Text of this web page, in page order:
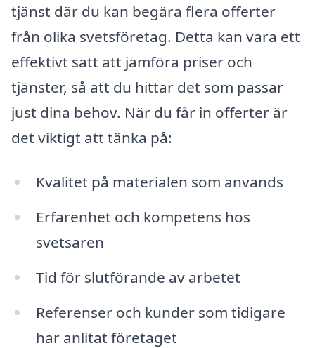
tjänst där du kan begära flera offerter
från olika svetsföretag. Detta kan vara ett
effektivt sätt att jämföra priser och
tjänster, så att du hittar det som passar
just dina behov. När du får in offerter är
det viktigt att tänka på:
Kvalitet på materialen som används
Erfarenhet och kompetens hos
svetsaren
Tid för slutförande av arbetet
Referenser och kunder som tidigare
har anlitat företaget